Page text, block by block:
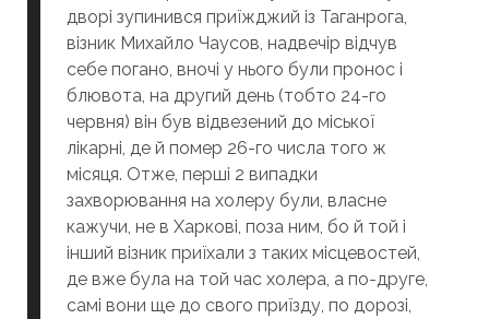
дворі зупинився приїжджий із Таганрога,
візник Михайло Чаусов, надвечір відчув
себе погано, вночі у нього були пронос і
блювота, на другий день (тобто 24-го
червня) він був відвезений до міської
лікарні, де й помер 26-го числа того ж
місяця. Отже, перші 2 випадки
захворювання на холеру були, власне
кажучи, не в Харкові, поза ним, бо й той і
інший візник приїхали з таких місцевостей,
де вже була на той час холера, а по-друге,
самі вони ще до свого приїзду, по дорозі,